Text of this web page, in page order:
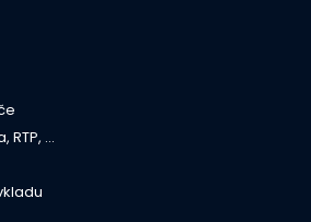
RTP, …